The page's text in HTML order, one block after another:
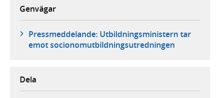
Genvägar
Pressmeddelande: Utbildningsministern tar
emot socionomutbildningsutredningen
Dela